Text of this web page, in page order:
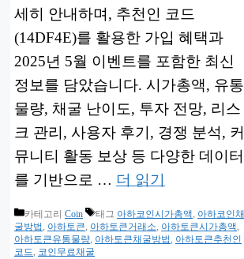
세히 안내하며, 추천인 코드
(14DF4E)를 활용한 가입 혜택과
2025년 5월 이벤트를 포함한 최신
정보를 담았습니다. 시가총액, 유통
물량, 채굴 난이도, 투자 전망, 리스
크 관리, 사용자 후기, 경쟁 분석, 커
뮤니티 활동 보상 등 다양한 데이터
를 기반으로 … 더 읽기
카테고리 Coin 태그 아하코인시가총액, 아하코인채
굴방법, 아하토큰, 아하토큰거래소, 아하토큰시가총액,
아하토큰유통물량, 아하토큰채굴방법, 아하토큰추천인
코드, 코인무료채굴